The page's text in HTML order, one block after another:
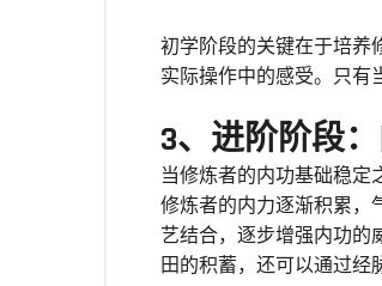
初学阶段的关键在于培养
实际操作中的感受。只有
3、进阶阶段
当修炼者的内功基础稳定
修炼者的内力逐渐积累，
艺结合，逐步增强内功的
田的积蓄，还可以通过经